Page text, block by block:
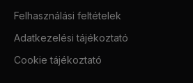
Felhasználási feltételek
Adatkezelési tájékoztató
Cookie tájékoztató